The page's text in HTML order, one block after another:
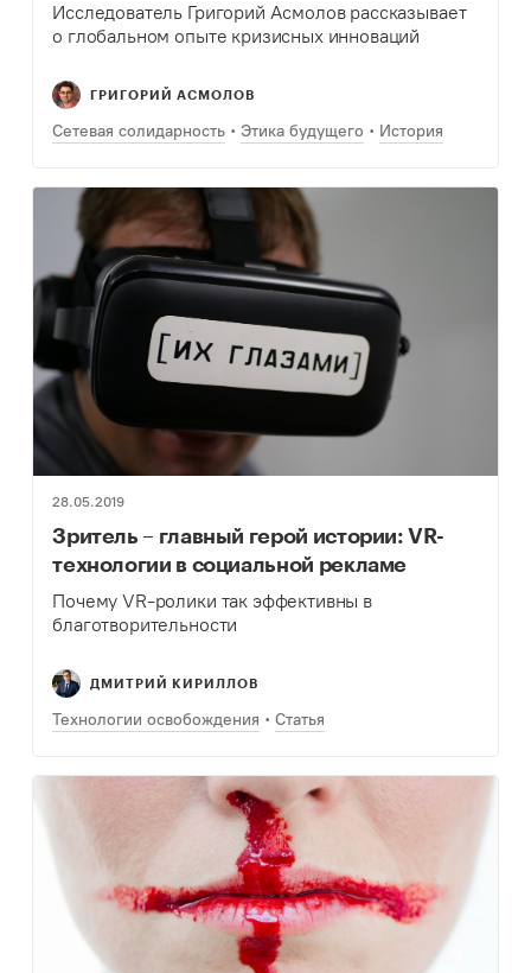
Исследователь Григорий Асмолов рассказывает
о глобальном опыте кризисных инноваций
ГРИГОРИЙ АСМОЛОВ
Сетевая солидарность Этика будущего История
28.05.2019
Зритель – главный герой истории: VR-
технологии в социальной рекламе
Почему VR-ролики так эффективны в
благотворительности
ДМИТРИЙ КИРИЛЛОВ
Технологии освобождения Статья